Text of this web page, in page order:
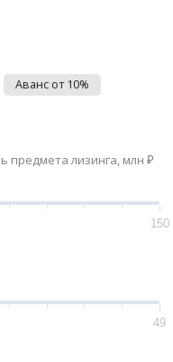
Аванс от 10%
предмета лизинга, млн ₽
150
49